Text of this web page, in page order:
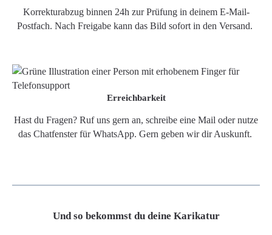
Korrekturabzug binnen 24h zur Prüfung in deinem E-Mail-
Postfach. Nach Freigabe kann das Bild sofort in den Versand.
Erreichbarkeit
Hast du Fragen? Ruf uns gern an, schreibe eine Mail oder nutze
das Chatfenster für WhatsApp. Gern geben wir dir Auskunft.
Und so bekommst du deine Karikatur